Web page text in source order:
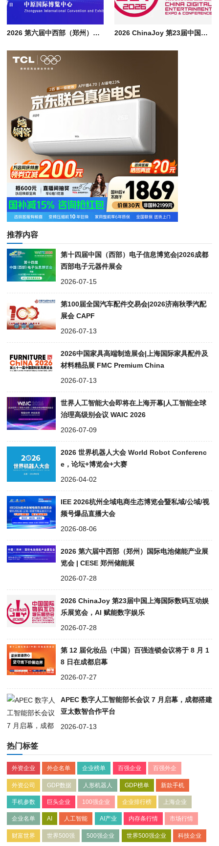
2026 第六届中西部（郑州）国际电池储能产业展览会 | CESE 郑州储能展 2026 ChinaJoy 第23届中国上海国际数码互动娱乐展览会，AI 赋能数字娱乐
推荐内容
第十四届中国（西部）电子信息博览会|2026成都
西部电子元器件展会
2026-07-15
第100届全国汽车配件交易会|2026济南秋季汽配
展会 CAPF
2026-07-13
2026中国家具高端制造展会|上海国际家具配件及
材料精品展 FMC Premium China
2026-07-13
世界人工智能大会即将在上海开幕|人工智能全球
治理高级别会议 WAIC 2026
2026-07-09
2026 世界机器人大会 World Robot Conferenc
e，论坛+博览会+大赛
2026-04-02
IEE 2026杭州全域电商生态博览会暨私域/公域/视
频号爆品直播大会
2026-08-06
2026 第六届中西部（郑州）国际电池储能产业展
览会 | CESE 郑州储能展
2026-07-28
2026 ChinaJoy 第23届中国上海国际数码互动娱
乐展览会，AI 赋能数字娱乐
2026-07-28
第 12 届化妆品（中国）百强连锁会议将于 8 月 1
8 日在成都启幕
2026-07-27
APEC 数字人工智能部长会议 7 月启幕，成都搭建
亚太数智合作平台
2026-07-13
热门标签
外资企业 外企名单 企业榜单 百强企业 百强外企
外资公司 GDP数据 人形机器人 GDP榜单 新款手机
手机参数 巨头企业 100强企业 企业排行榜 上海企业
企业名单 AI 人工智能 AI产业 内存条行情 市场行情
财富世界 世界500强 500强企业 世界500强企业 科技企业